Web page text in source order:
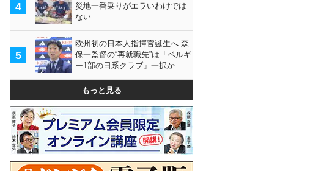
4
災地一番乗りがエラいわけでは
ない
5
欧州初の日本人指揮官誕生へ 森
保一監督の“再就職先”は「ベルギ
ー1部の日系クラブ」一択か
もっと見る